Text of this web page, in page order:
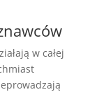
w całej